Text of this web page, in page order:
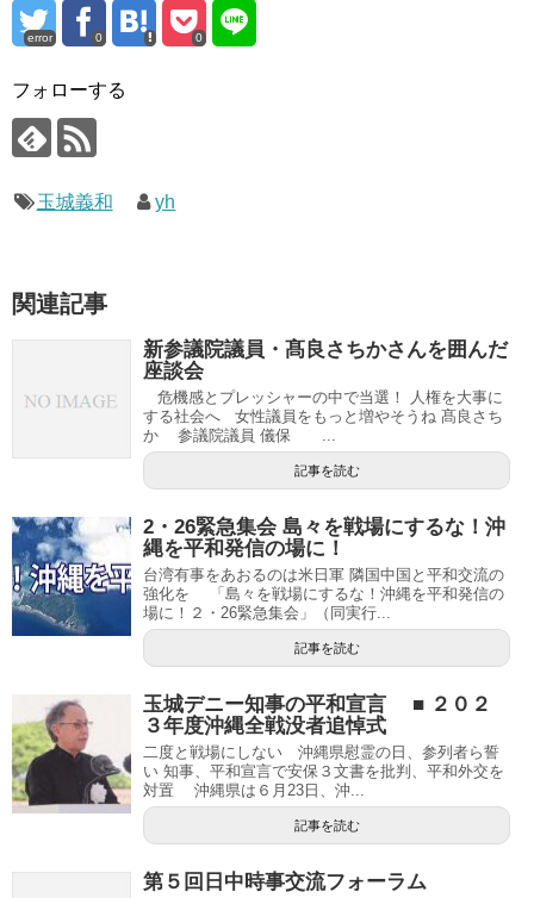
error 0 0
フォローする
玉城義和 yh
関連記事
新参議院議員・髙良さちかさんを囲んだ
座談会
危機感とプレッシャーの中で当選！ 人権を大事に
する社会へ 女性議員をもっと増やそうね 髙良さち
か 参議院議員 儀保 ...
記事を読む
2・26緊急集会 島々を戦場にするな！沖
縄を平和発信の場に！
台湾有事をあおるのは米日軍 隣国中国と平和交流の
強化を 「島々を戦場にするな！沖縄を平和発信の
場に！２・26緊急集会」（同実行...
記事を読む
玉城デニー知事の平和宣言 ■ ２０２
３年度沖縄全戦没者追悼式
二度と戦場にしない 沖縄県慰霊の日、参列者ら誓
い 知事、平和宣言で安保３文書を批判、平和外交を
対置 沖縄県は６月23日、沖...
記事を読む
第５回日中時事交流フォーラム